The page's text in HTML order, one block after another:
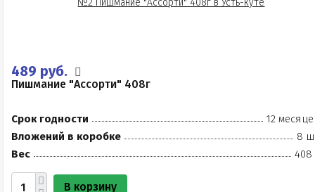
489 руб.
Пишмание "Ассорти" 408г
Срок годности
12
Вложений в коробке
8
Вес
408
В корзину